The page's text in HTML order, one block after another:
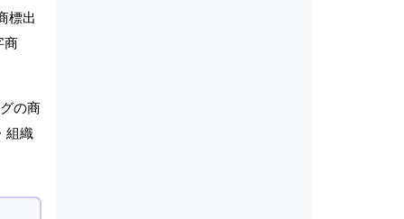
標出
商
の商
組織